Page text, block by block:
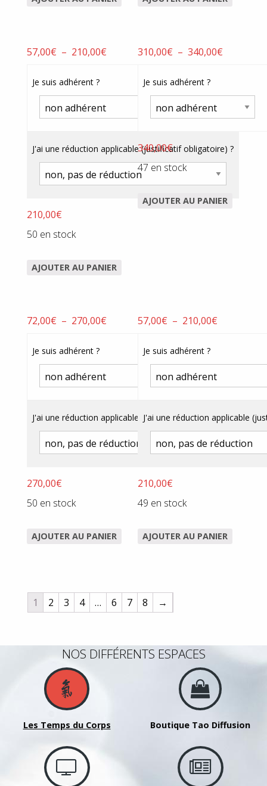
57,00€ – 210,00€Plage
57,00€
à
Je suis adhérent ?
J'ai une réduction applicable (justificatif obligatoire) ?
210,00€
50 en stock
AJOUTER AU PANIER
310,00€ – 340,00€
310,00€
Je suis adhérent ?
340,00€
47 en stock
AJOUTER AU PANIER
72,00€ – 270,00€Plage
72,00€
à
Je suis adhérent ?
J'ai une réduction applicable (justificatif obligatoire) ?
270,00€
50 en stock
AJOUTER AU PANIER
57,00€ – 210,00€
57,00€
Je suis adhérent ?
J'ai une réduction applicable
210,00€
49 en stock
AJOUTER AU PANIER
1 2 3 4 … 6 7 8 →
NOS DIFFÉRENTS ESPACES
Les Temps du Corps Boutique Tao Diffusion